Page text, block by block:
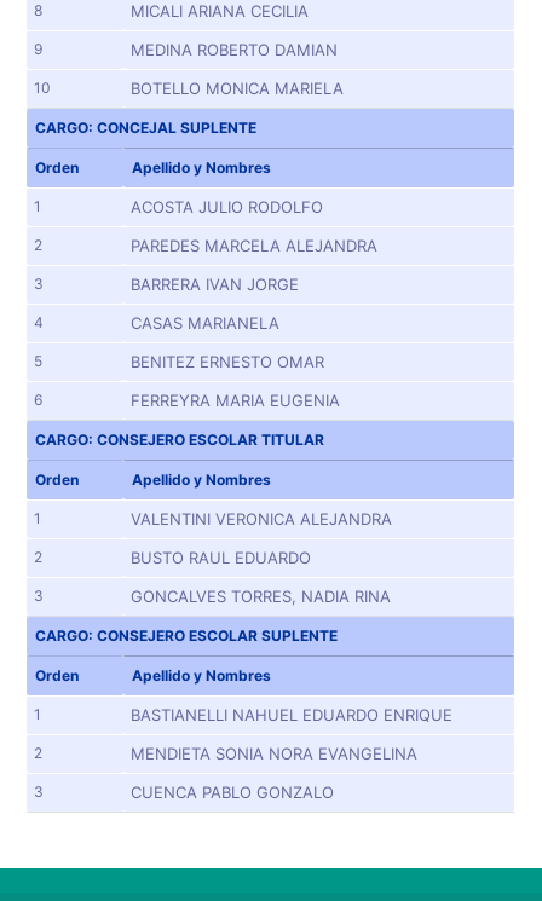
8 MICALI ARIANA CECILIA
9 MEDINA ROBERTO DAMIAN
10 BOTELLO MONICA MARIELA
CARGO: CONCEJAL SUPLENTE
Orden Apellido y Nombres
1 ACOSTA JULIO RODOLFO
2 PAREDES MARCELA ALEJANDRA
3 BARRERA IVAN JORGE
4 CASAS MARIANELA
5 BENITEZ ERNESTO OMAR
6 FERREYRA MARIA EUGENIA
CARGO: CONSEJERO ESCOLAR TITULAR
Orden Apellido y Nombres
1 VALENTINI VERONICA ALEJANDRA
2 BUSTO RAUL EDUARDO
3 GONCALVES TORRES, NADIA RINA
CARGO: CONSEJERO ESCOLAR SUPLENTE
Orden Apellido y Nombres
1 BASTIANELLI NAHUEL EDUARDO ENRIQUE
2 MENDIETA SONIA NORA EVANGELINA
3 CUENCA PABLO GONZALO